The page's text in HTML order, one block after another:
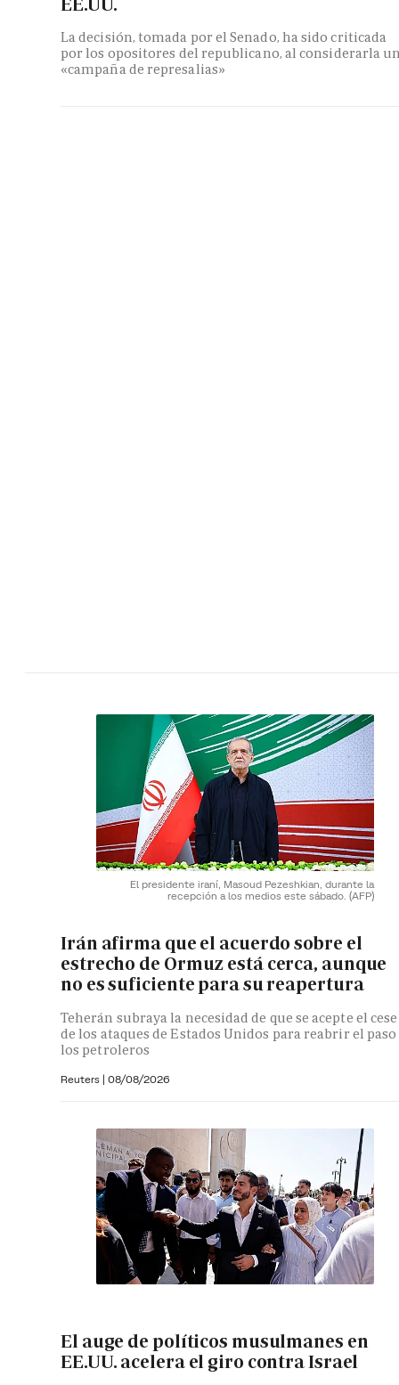
La decisión, tomada por el Senado, ha sido criticada
por los opositores del republicano, al considerarla
«campaña de represalias»
El presidente iraní, Masoud Pezeshkian, durante la
recepción a los medios este sábado. (AFP)
Irán afirma que el acuerdo sobre el
estrecho de Ormuz está cerca, aunque
no es suficiente para su reapertura
Teherán subraya la necesidad de que se acepte el cese
de los ataques de Estados Unidos para reabrir el paso
los petroleros
Reuters | 08/08/2026
El auge de políticos musulmanes en
EE.UU. acelera el giro contra Israel